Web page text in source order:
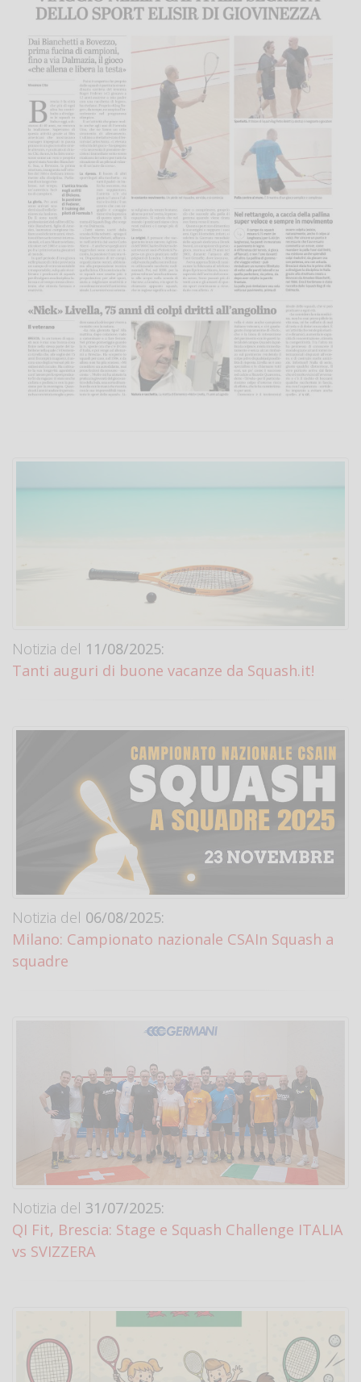
Notizia del 11/08/2025:
Tanti auguri di buone vacanze da Squash.it!
Notizia del 06/08/2025:
Milano: Campionato nazionale CSAIn Squash a
squadre
Notizia del 31/07/2025:
QI Fit, Brescia: Stage e Squash Challenge ITALIA
vs SVIZZERA